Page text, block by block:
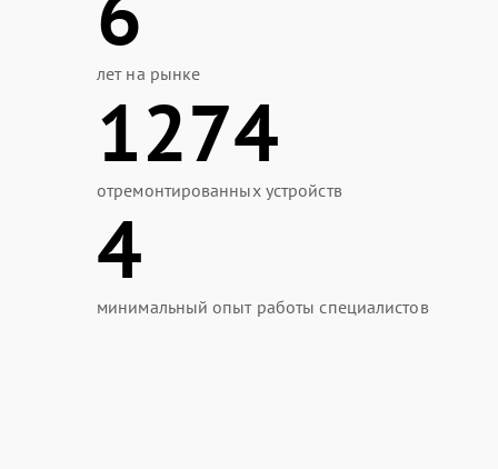
лет на рынке
1274
отремонтированных устройств
4
минимальный опыт работы специалистов